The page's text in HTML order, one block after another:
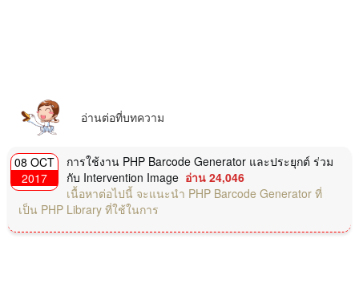
อ่านต่อที่บทความ
08 OCT
2017
การใช้งาน PHP Barcode Generator และประยุกต์ ร่วม
กับ Intervention Image อ่าน 24,046
เนื้อหาต่อไปนี้ จะแนะนำ PHP Barcode Generator ที่
เป็น PHP Library ที่ใช้ในการ